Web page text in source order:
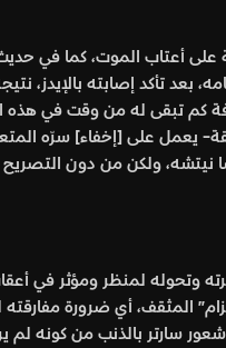
على أعتاب الموت، كما في
تأكد إصابته بالإيدز،
كم تبقى له من وقت في هذه
على [إخفاء] سرّه
نيتشه، ولكن من دون
والروائية وحتى شهرته وتحوله لمنظر
المثقف، أي ضرورة مفارقته
(ت1985م) هذا الانقلاب الواضح بأنه «ينبع من شعور